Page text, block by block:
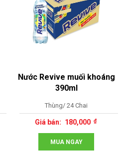
Nước Revive muối khoáng
390ml
Thùng/ 24 Chai
180,000
MUA NGAY